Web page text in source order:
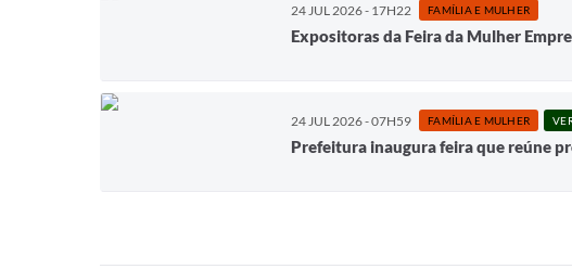
24 JUL 2026 - 17H22 FAMÍLIA E MULHER
Expositoras da Feira da Mulher
24 JUL 2026 - 07H59 FAMÍLIA E MULHER
Prefeitura inaugura feira que reúne